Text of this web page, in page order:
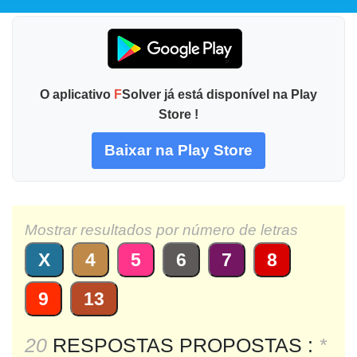
O aplicativo FSolver já está disponível na Play
Store !
Baixar na Play Store
Mostrar resultados por número de letras
X 4 5 6 7
8
9
13
20 RESPOSTAS PROPOSTAS : *